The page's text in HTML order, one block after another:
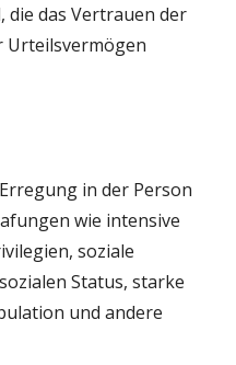
die das Vertrauen der
Urteilsvermögen
in der Person
wie intensive
soziale
Status, starke
und andere